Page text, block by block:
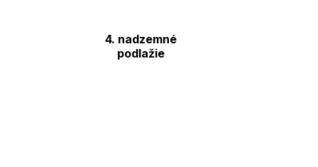
4. nadzemné
podlažie